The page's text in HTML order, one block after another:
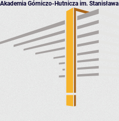
Akademia Górniczo-Hutnicza im.